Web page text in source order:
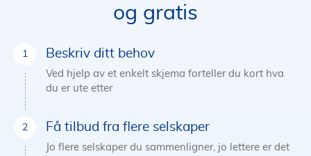
og gratis
Beskriv ditt behov
Ved hjelp av et enkelt skjema forteller du kort hva
du er ute etter
Få tilbud fra flere selskaper
Jo flere selskaper du sammenligner, jo lettere er det